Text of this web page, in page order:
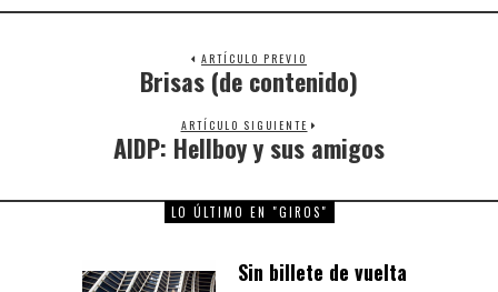
ARTÍCULO PREVIO
Previous
Brisas (de contenido)
ARTÍCULO SIGUIENTE
Next
post:
AIDP: Hellboy y sus amigos
LO ÚLTIMO EN "GIROS"
Sin billete de vuelta